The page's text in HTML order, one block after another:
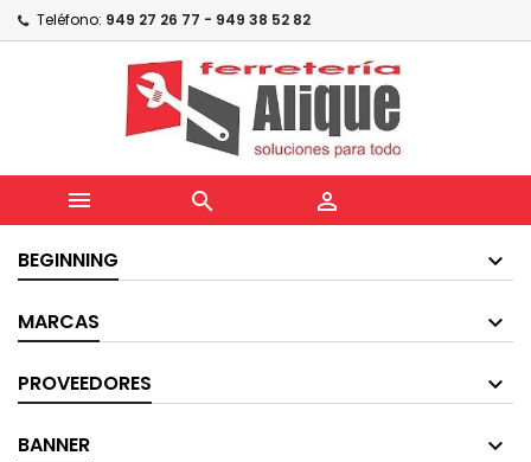
Teléfono: 949 27 26 77 - 949 38 52 82
  
BEGINNING
MARCAS
PROVEEDORES
BANNER